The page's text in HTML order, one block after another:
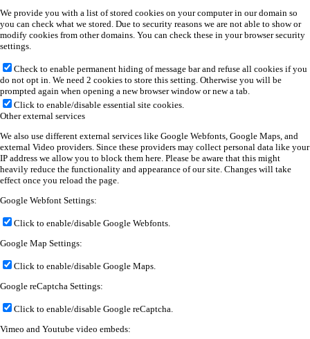
We provide you with a list of stored cookies on your computer in our domain so
you can check what we stored. Due to security reasons we are not able to show or
modify cookies from other domains. You can check these in your browser security
settings.
Check to enable permanent hiding of message bar and refuse all cookies if you
do not opt in. We need 2 cookies to store this setting. Otherwise you will be
prompted again when opening a new browser window or new a tab.
Click to enable/disable essential site cookies.
Other external services
We also use different external services like Google Webfonts, Google Maps, and
external Video providers. Since these providers may collect personal data like your
IP address we allow you to block them here. Please be aware that this might
heavily reduce the functionality and appearance of our site. Changes will take
effect once you reload the page.
Google Webfont Settings:
Click to enable/disable Google Webfonts.
Google Map Settings:
Click to enable/disable Google Maps.
Google reCaptcha Settings:
Click to enable/disable Google reCaptcha.
Vimeo and Youtube video embeds: